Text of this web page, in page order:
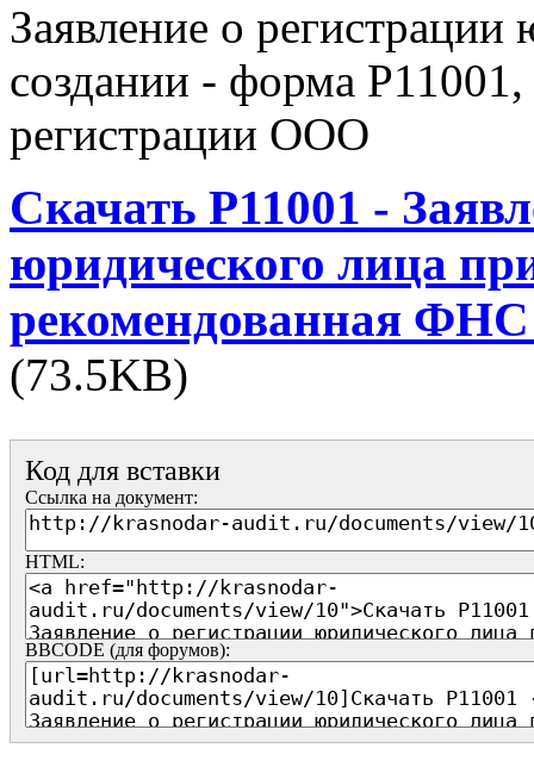
Заявление о
создании - форма
регистрации ООО
Скачать Р11001 -
юридического лица
рекомендованная
(73.5KB)
Код для вставки
Ссылка на документ:
HTML:
BBCODE (для форумов):